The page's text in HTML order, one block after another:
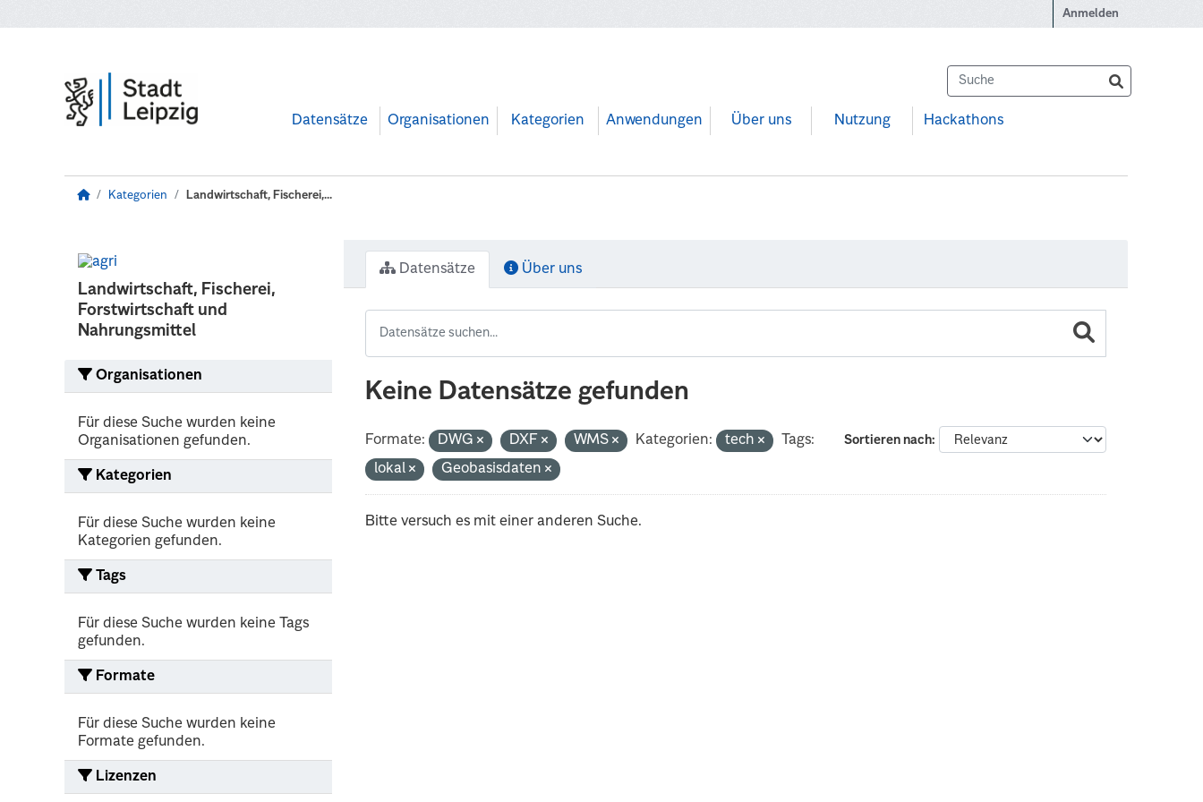
Anmelden
Datensätze Organisationen Kategorien Anwendungen Über uns Nutzung Hackathons
Kategorien Landwirtschaft, Fischerei,...
Landwirtschaft, Fischerei,
Forstwirtschaft und
Nahrungsmittel
Organisationen
Für diese Suche wurden keine
Organisationen gefunden.
Kategorien
Für diese Suche wurden keine
Kategorien gefunden.
Tags
Für diese Suche wurden keine Tags
gefunden.
Formate
Für diese Suche wurden keine
Formate gefunden.
Lizenzen
Datensätze Über uns
Keine Datensätze gefunden
Sortieren nach
Formate: DWG DXF WMS Kategorien: tech
Tags:
lokal
Geobasisdaten
Bitte versuch es mit einer anderen Suche.